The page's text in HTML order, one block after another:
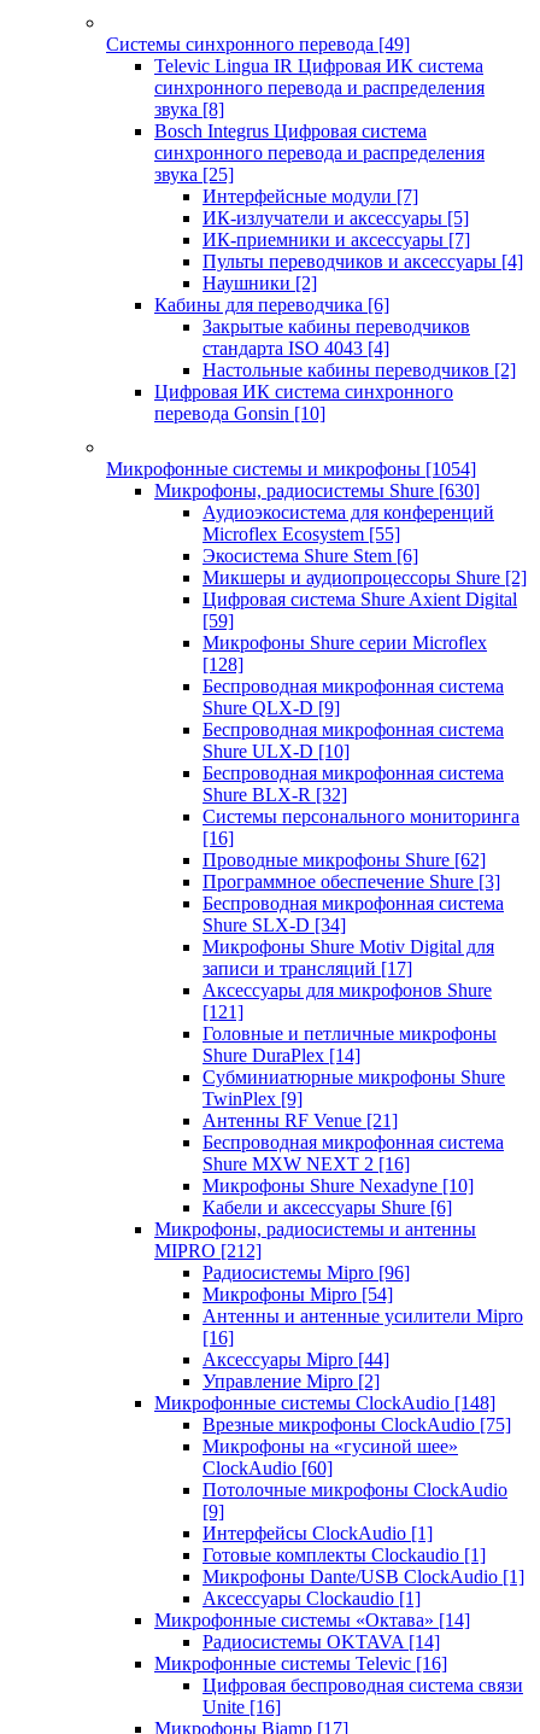
Системы синхронного перевода [49]
Televic Lingua IR Цифровая ИК система
синхронного перевода и распределения
звука [8]
Bosch Integrus Цифровая система
синхронного перевода и распределения
звука [25]
Интерфейсные модули [7]
ИК-излучатели и аксессуары [5]
ИК-приемники и аксессуары [7]
Пульты переводчиков и аксессуары [4]
Наушники [2]
Кабины для переводчика [6]
Закрытые кабины переводчиков
стандарта ISO 4043 [4]
Настольные кабины переводчиков [2]
Цифровая ИК система синхронного
перевода Gonsin [10]
Микрофонные системы и микрофоны [1054]
Микрофоны, радиосистемы Shure [630]
Аудиоэкосистема для конференций
Microflex Ecosystem [55]
Экосистема Shure Stem [6]
Микшеры и аудиопроцессоры Shure [2]
Цифровая система Shure Axient Digital
[59]
Микрофоны Shure серии Microflex
[128]
Беспроводная микрофонная система
Shure QLX-D [9]
Беспроводная микрофонная система
Shure ULX-D [10]
Беспроводная микрофонная система
Shure BLX-R [32]
Системы персонального мониторинга
[16]
Проводные микрофоны Shure [62]
Программное обеспечение Shure [3]
Беспроводная микрофонная система
Shure SLX-D [34]
Микрофоны Shure Motiv Digital для
записи и трансляций [17]
Аксессуары для микрофонов Shure
[121]
Головные и петличные микрофоны
Shure DuraPlex [14]
Субминиатюрные микрофоны Shure
TwinPlex [9]
Антенны RF Venue [21]
Беспроводная микрофонная система
Shure MXW NEXT 2 [16]
Микрофоны Shure Nexadyne [10]
Кабели и аксессуары Shure [6]
Микрофоны, радиосистемы и антенны
MIPRO [212]
Радиосистемы Mipro [96]
Микрофоны Mipro [54]
Антенны и антенные усилители Mipro
[16]
Аксессуары Mipro [44]
Управление Mipro [2]
Микрофонные системы ClockAudio [148]
Врезные микрофоны ClockAudio [75]
Микрофоны на «гусиной шее»
ClockAudio [60]
Потолочные микрофоны ClockAudio
[9]
Интерфейсы ClockAudio [1]
Готовые комплекты Clockaudio [1]
Микрофоны Dante/USB ClockAudio [1]
Аксессуары Clockaudio [1]
Микрофонные системы «Октава» [14]
Радиосистемы OKTAVA [14]
Микрофонные системы Televic [16]
Цифровая беспроводная система связи
Unite [16]
Микрофоны Biamp [17]